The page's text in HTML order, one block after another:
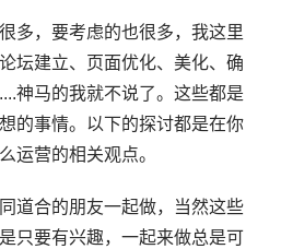
多，要考虑的也很多，我这里
坛建立、页面优化、美化、确
....神马的我就不说了。这些都是
的事情。以下的探讨都是在你
运营的相关观点。
道合的朋友一起做，当然这些
只要有兴趣，一起来做总是可